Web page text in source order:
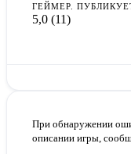
ГЕЙМЕР.
5,0 (11)
При обнаружении
описании игры,